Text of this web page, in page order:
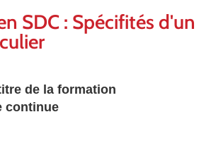
SDC : Spécifités d'un
de la formation
continue